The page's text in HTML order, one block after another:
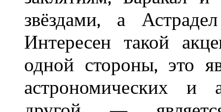
звёздами, а
Интересен такой
одной стороны, это
астрономических и